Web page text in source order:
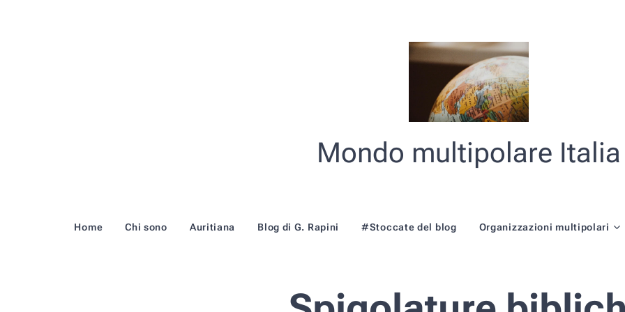
Mondo multipolare Italia
Home Chi sono Auritiana Blog di G. Rapini #Stoccate del blog Organizzazioni multipolari